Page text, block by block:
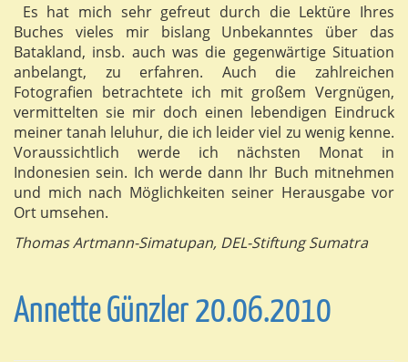
Es hat mich sehr gefreut durch die Lektüre Ihres
Buches vieles mir bislang Unbekanntes über das
Batakland, insb. auch was die gegenwärtige Situation
anbelangt, zu erfahren. Auch die zahlreichen
Fotografien betrachtete ich mit großem Vergnügen,
vermittelten sie mir doch einen lebendigen Eindruck
meiner tanah leluhur, die ich leider viel zu wenig kenne.
Voraussichtlich werde ich nächsten Monat in
Indonesien sein. Ich werde dann Ihr Buch mitnehmen
und mich nach Möglichkeiten seiner Herausgabe vor
Ort umsehen.
Thomas Artmann-Simatupan, DEL-Stiftung Sumatra
Annette Günzler 20.06.2010